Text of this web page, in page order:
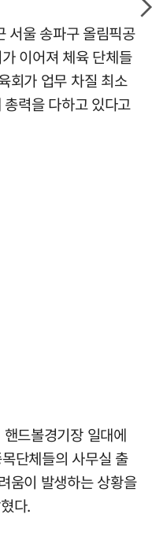
서울 송파구 올림픽공
이어져 체육 단체들
회가 업무 차질 최소
력을 다하고 있다고
드볼경기장 일대에
단체들의 사무실 출
움이 발생하는 상황을
다.